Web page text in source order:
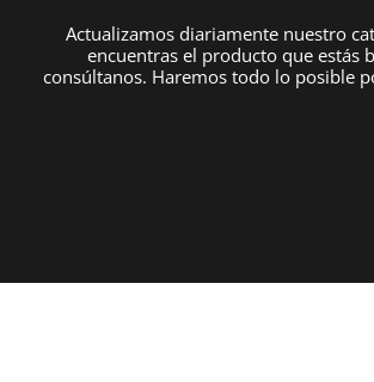
Actualizamos diariamente nuestro
encuentras el producto que estás
consúltanos. Haremos todo lo posible